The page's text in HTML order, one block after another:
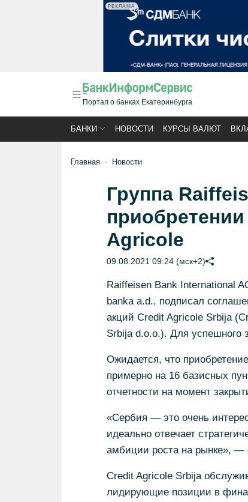
РЕКЛАМА
Портал о банках Екатеринбурга
БАНКИ НОВОСТИ КУРСЫ ВАЛЮТ
Главная Новости
Группа
Agricole
09.08.2021 09:24 (мск+2)
Raiffeisen Bank International
banka a.d., подписал
акций Credit Agricole Srbija
Srbija d.o.o.). Для успешного
Ожидается, что
примерно на 16 базисных
отчетности на момент
«Сербия — это очень
идеально отвечает
амбиции роста на рынке», —
Credit Agricole Srbija
лидирующие позиции в